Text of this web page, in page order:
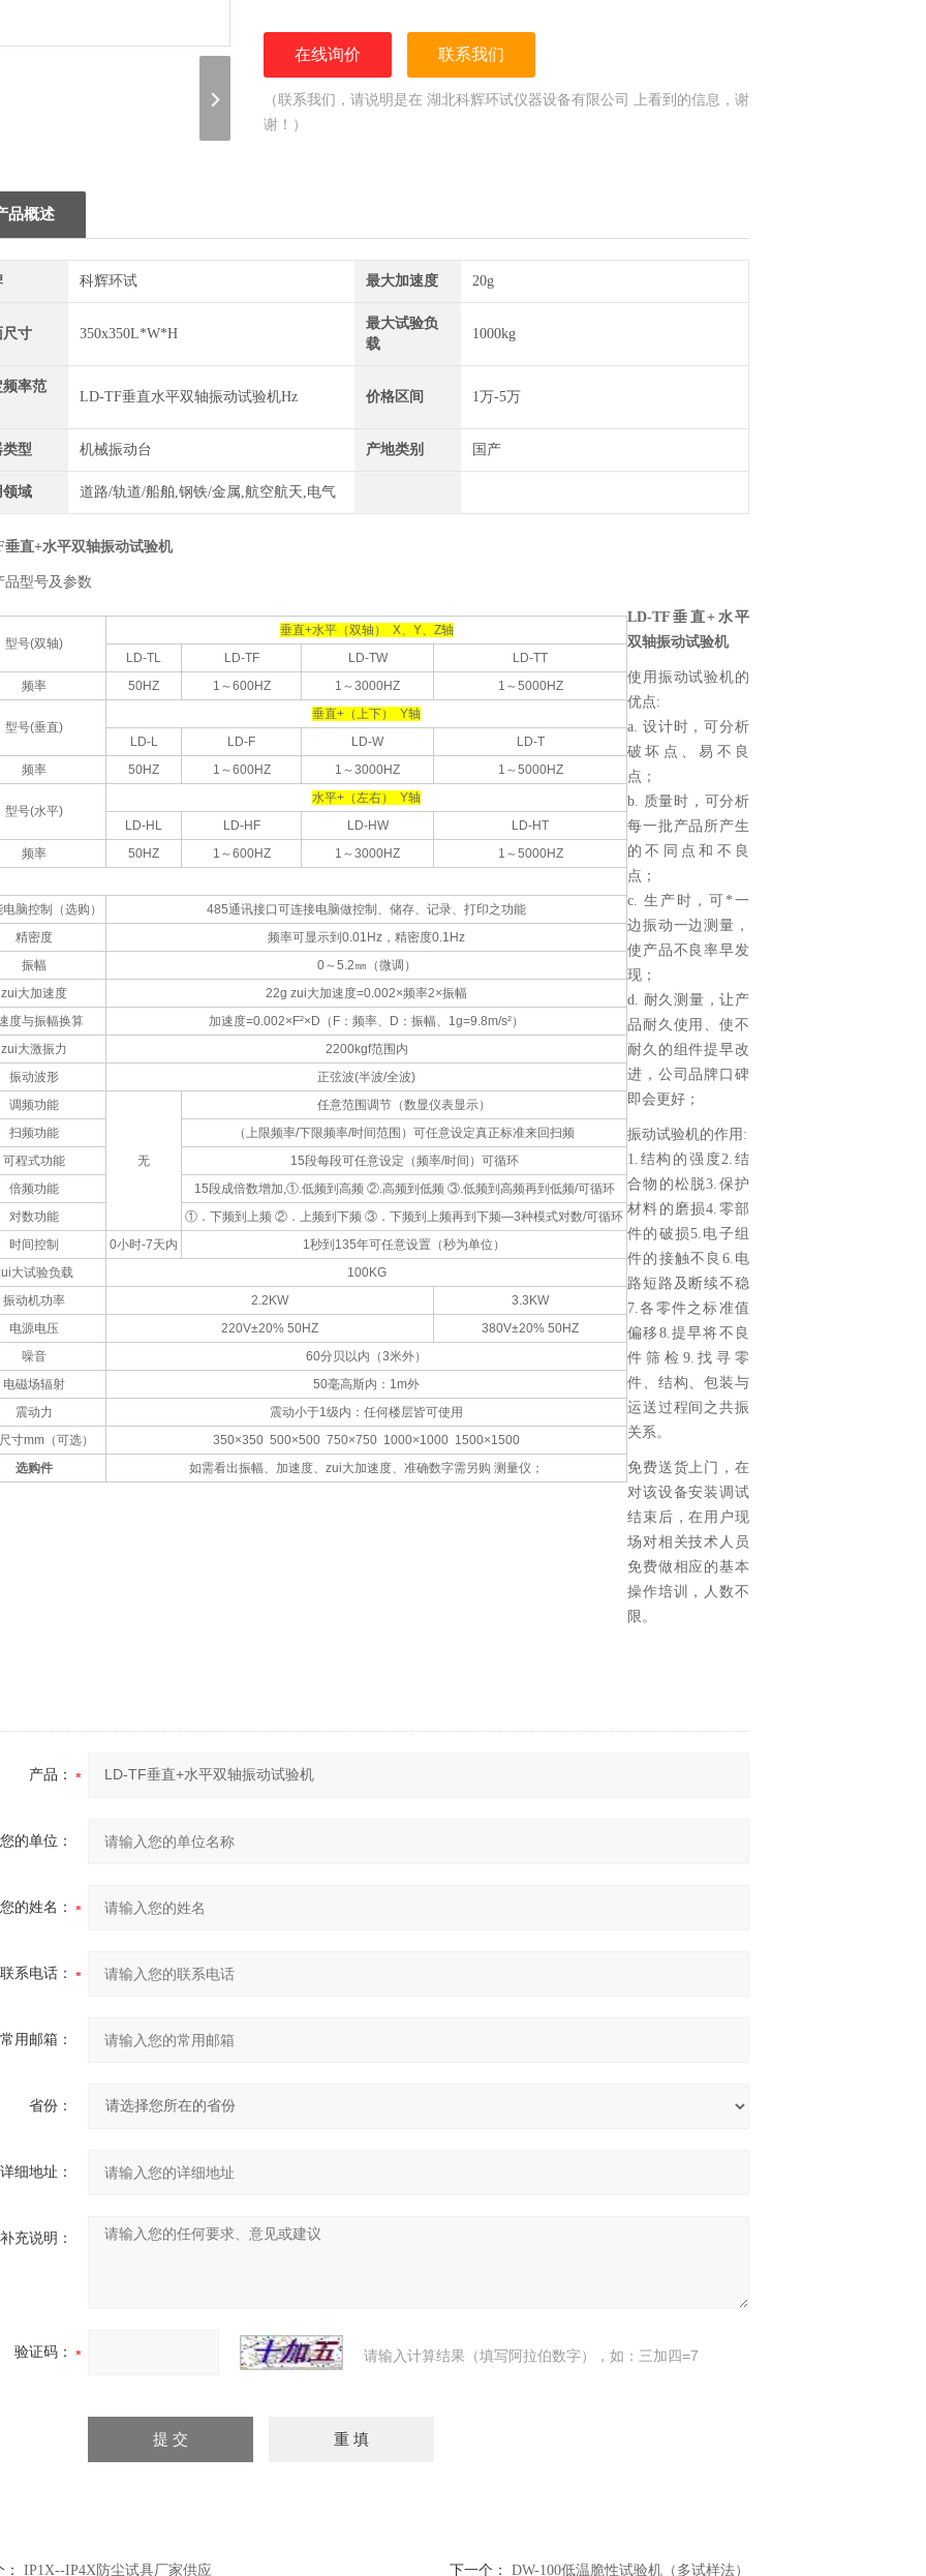
在线询价 联系我们
（联系我们，请说明是在 湖北科辉环试仪器设备有限公司 上看到的信息，谢
谢！）
品概述
科辉环试 最大加速度 20g
尺寸 350x350L*W*H
最大试验负
载
1000kg
频率范
LD-TF垂直水平双轴振动试验机Hz 价格区间 1万-5万
类型 机械振动台 产地类别 国产
领域 道路/轨道/船舶,钢铁/金属,航空航天,电气
垂直+水平双轴振动试验机
品型号及参数
型号(双轴)
垂直+水平（双轴） X、Y、Z轴
LD-TL
LD-TF LD-TW
LD-TT
频率
50HZ 1～600HZ 1～3000HZ 1～5000HZ
型号(垂直)
垂直+（上下） Y轴
LD-L
LD-F LD-W
LD-T
频率
50HZ 1～600HZ 1～3000HZ 1～5000HZ
型号(水平)
水平+（左右） Y轴
LD-HL
LD-HF LD-HW
LD-HT
频率
50HZ 1～600HZ 1～3000HZ 1～5000HZ
脑控制（选购）
485通讯接口可连接电脑做控制、储存、记录、打印之功能
精密度
频率可显示到0.01Hz，精密度0.1Hz
振幅
0～5.2㎜（微调）
zui大加速度
22g zui大加速度=0.002×频率2×振幅
度与振幅换算
加速度=0.002×F²×D（F：频率、D：振幅、1g=9.8m/s²）
zui大激振力
2200kgf范围内
振动波形
正弦波(半波/全波)
调频功能
无
任意范围调节（数显仪表显示）
扫频功能
（上限频率/下限频率/时间范围）可任意设定真正标准来回扫频
可程式功能
15段每段可任意设定（频率/时间）可循环
倍频功能
15段成倍数增加,①.低频到高频 ②.高频到低频 ③.低频到高频再到低频/可循环
对数功能
①．下频到上频 ②．上频到下频 ③．下频到上频再到下频—3种模式对数/可循环
时间控制
0小时-7天内
1秒到135年可任意设置（秒为单位）
大试验负载
100KG
振动机功率
2.2KW
3.3KW
电源电压
220V±20% 50HZ
380V±20% 50HZ
噪音
60分贝以内（3米外）
电磁场辐射
50毫高斯内：1m外
震动力
震动小于1级内：任何楼层皆可使用
寸mm（可选）
350×350 500×500 750×750 1000×1000 1500×1500
选购件
如需看出振幅、加速度、zui大加速度、准确数字需另购 测量仪；
LD-TF垂直+水平
双轴振动试验机
使用振动试验机的
优点:
a. 设计时，可分析
破坏点、易不良
点；
b. 质量时，可分析
每一批产品所产生
的不同点和不良
点；
c. 生产时，可*一
边振动一边测量，
使产品不良率早发
现；
d. 耐久测量，让产
品耐久使用、使不
耐久的组件提早改
进，公司品牌口碑
即会更好；
振动试验机的作用:
1.结构的强度2.结
合物的松脱3.保护
材料的磨损4.零部
件的破损5.电子组
件的接触不良6.电
路短路及断续不稳
7.各零件之标准值
偏移8.提早将不良
件筛检9.找寻零
件、结构、包装与
运送过程间之共振
关系。
免费送货上门，在
对该设备安装调试
结束后，在用户现
场对相关技术人员
免费做相应的基本
操作培训，人数不
限。
产品：
您的单位：
您的姓名：
联系电话：
常用邮箱：
省份：
详细地址：
补充说明：
验证码： 请输入计算结果（填写阿拉伯数字），如：三加四=7
IP1X--IP4X防尘试具厂家供应 下一个： DW-100低温脆性试验机（多试样法）